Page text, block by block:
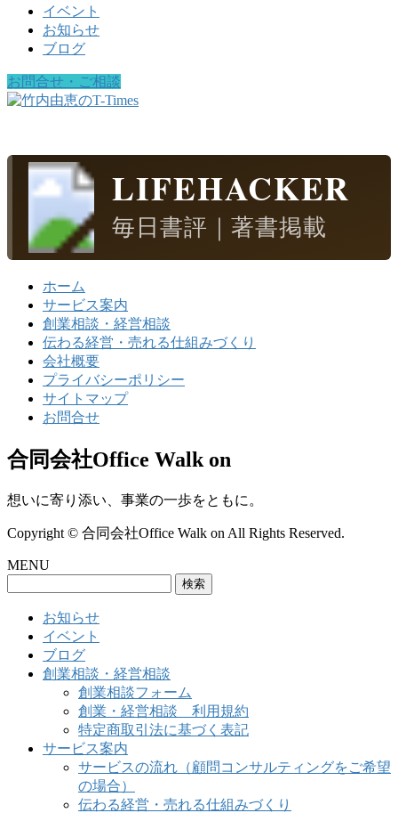
イベント
お知らせ
ブログ
お問合せ・ご相談
LIFEHACKER
毎日書評｜著書掲載
ホーム
サービス案内
創業相談・経営相談
伝わる経営・売れる仕組みづくり
会社概要
プライバシーポリシー
サイトマップ
お問合せ
合同会社Office Walk on
想いに寄り添い、事業の一歩をともに。
Copyright © 合同会社Office Walk on All Rights Reserved.
MENU
お知らせ
イベント
ブログ
創業相談・経営相談
創業相談フォーム
創業・経営相談 利用規約
特定商取引法に基づく表記
サービス案内
サービスの流れ（顧問コンサルティングをご希望
の場合）
伝わる経営・売れる仕組みづくり